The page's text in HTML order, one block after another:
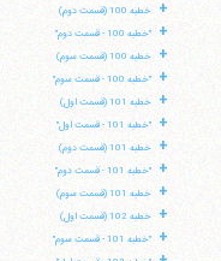
+ خطبه 100 (قسمت دوم)
+ "خطبه 100 - قسمت دوم"
+ خطبه 100 (قسمت سوم)
+ "خطبه 100 - قسمت سوم"
+ خطبه 101 (قسمت اول)
+ "خطبه 101 - قسمت اول"
+ خطبه 101 (قسمت دوم)
+ "خطبه 101 - قسمت دوم"
+ خطبه 101 (قسمت سوم)
+ خطبه 102 (قسمت اول)
+ "خطبه 101 - قسمت سوم"